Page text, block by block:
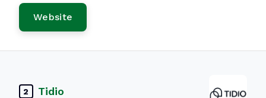
Website
2 Tidio